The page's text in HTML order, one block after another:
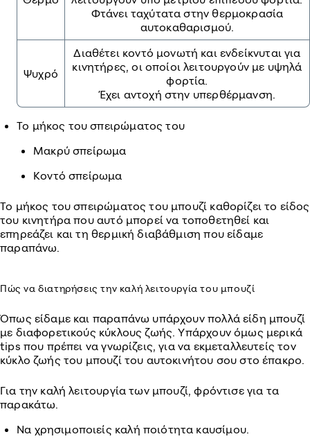
Φτάνει ταχύτατα στην θερμοκρασία
αυτοκαθαρισμού.
Ψυχρό
Διαθέτει κοντό μονωτή και ενδείκνυται για
κινητήρες, οι οποίοι λειτουργούν με υψηλά
φορτία.
Έχει αντοχή στην υπερθέρμανση.
Το μήκος του σπειρώματος του
Μακρύ σπείρωμα
Κοντό σπείρωμα
Το μήκος του σπειρώματος του μπουζί καθορίζει το είδος
του κινητήρα που αυτό μπορεί να τοποθετηθεί και
επηρεάζει και τη θερμική διαβάθμιση που είδαμε
παραπάνω.
Πώς να διατηρήσεις την καλή λειτουργία του μπουζί
Όπως είδαμε και παραπάνω υπάρχουν πολλά είδη μπουζί
με διαφορετικούς κύκλους ζωής. Υπάρχουν όμως μερικά
tips που πρέπει να γνωρίζεις, για να εκμεταλλευτείς τον
κύκλο ζωής του μπουζί του αυτοκινήτου σου στο έπακρο.
Για την καλή λειτουργία των μπουζί, φρόντισε για τα
παρακάτω.
Να χρησιμοποιείς καλή ποιότητα καυσίμου.